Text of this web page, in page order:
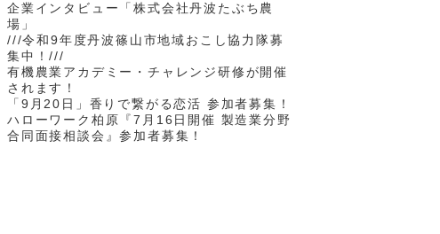
企業インタビュー「株式会社丹波たぶち農
場」
///令和9年度丹波篠山市地域おこし協力隊募
集中！///
有機農業アカデミー・チャレンジ研修が開催
されます！
「9月20日」香りで繋がる恋活 参加者募集！
ハローワーク柏原『7月16日開催 製造業分野
合同面接相談会』参加者募集！